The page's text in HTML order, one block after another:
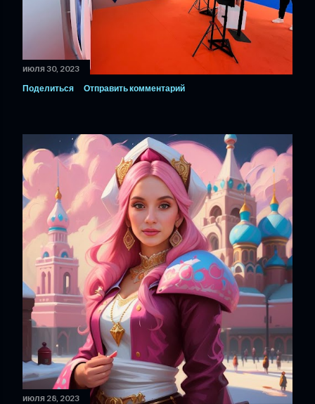
июля 30, 2023
Поделиться
Отправить комментарий
июля 28, 2023